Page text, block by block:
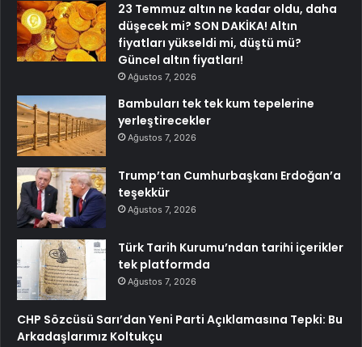
23 Temmuz altın ne kadar oldu, daha
düşecek mi? SON DAKİKA! Altın
fiyatları yükseldi mi, düştü mü?
Güncel altın fiyatları!
Ağustos 7, 2026
Bambuları tek tek kum tepelerine
yerleştirecekler
Ağustos 7, 2026
Trump’tan Cumhurbaşkanı Erdoğan’a
teşekkür
Ağustos 7, 2026
Türk Tarih Kurumu’ndan tarihi içerikler
tek platformda
Ağustos 7, 2026
CHP Sözcüsü Sarı’dan Yeni Parti Açıklamasına Tepki: Bu
Arkadaşlarımız Koltukçu